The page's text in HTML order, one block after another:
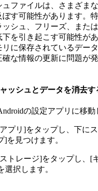
ュファイルは、さまざま
ぼす可能性があります。
シュ、フリーズ、また
下を引き起こす可能性が
リに保存されているデー
な情報の更新に問題が
ッシュとデータを消去す
の設定アプリに移動
プリ]をタップし、下に
]を見つけます。
トレージ]をタップし、[
選択します。